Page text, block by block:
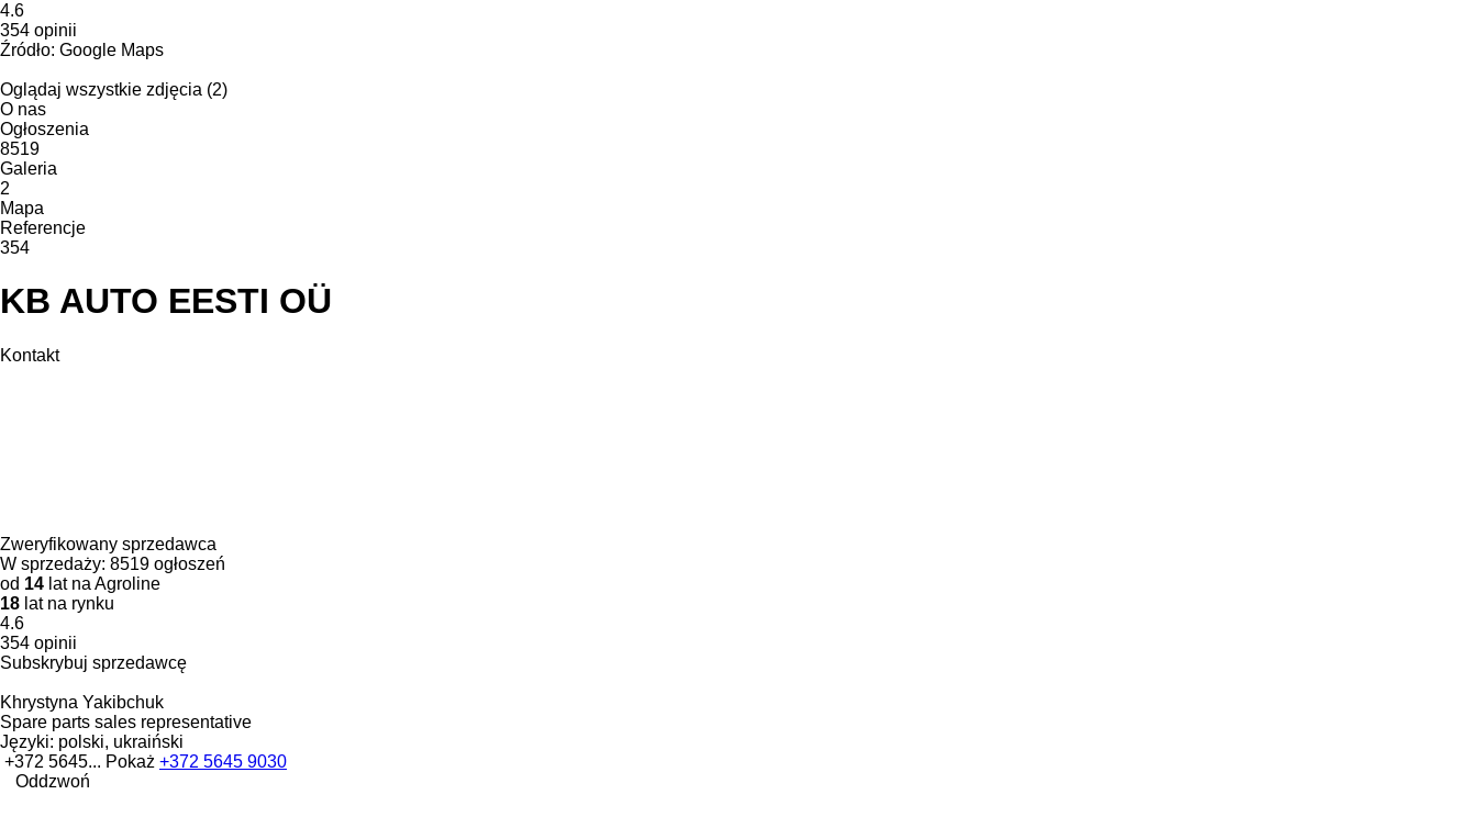
4.6
354 opinii
Źródło: Google Maps
Oglądaj wszystkie zdjęcia (2)
O nas
Ogłoszenia
8519
Galeria
2
Mapa
Referencje
354
KB AUTO EESTI OÜ
Kontakt
Zweryfikowany sprzedawca
W sprzedaży: 8519 ogłoszeń
od 14 lat na Agroline
18 lat na rynku
4.6
354 opinii
Subskrybuj sprzedawcę
Khrystyna Yakibchuk
Spare parts sales representative
Języki: polski, ukraiński
+372 5645... Pokaż +372 5645 9030
Oddzwoń